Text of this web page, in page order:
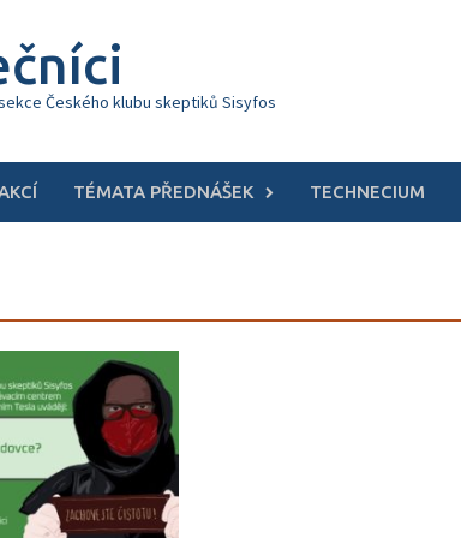
Českého klubu skeptiků Sisyfos
TÉMATA PŘEDNÁŠEK TECHNECIUM